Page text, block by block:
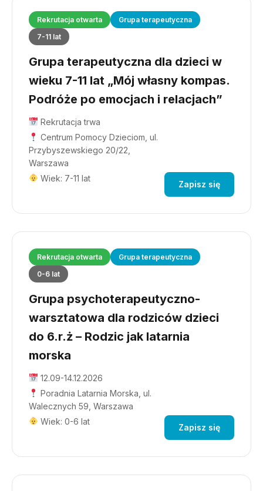
Rekrutacja otwarta
Grupa terapeutyczna
7-11 lat
Grupa terapeutyczna dla dzieci w
wieku 7-11 lat „Mój własny kompas.
Podróże po emocjach i relacjach”
Rekrutacja trwa
Centrum Pomocy Dzieciom, ul.
Przybyszewskiego 20/22,
Warszawa
Wiek: 7-11 lat
Zapisz się
Rekrutacja otwarta
Grupa terapeutyczna
0-6 lat
Grupa psychoterapeutyczno-
warsztatowa dla rodziców dzieci
do 6.r.ż – Rodzic jak latarnia
morska
12.09-14.12.2026
Poradnia Latarnia Morska, ul.
Walecznych 59, Warszawa
Wiek: 0-6 lat
Zapisz się